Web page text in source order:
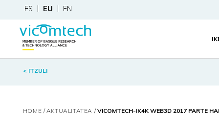
ES EU EN
< ITZULI
HOME AKTUALITATEA VICOMTECH-IK4K WEB3D 2017 PARTE